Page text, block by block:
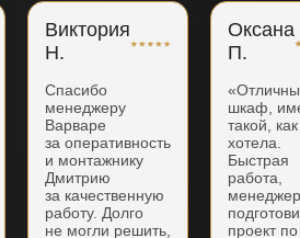
Виктория
Н.
Спасибо
менеджеру
Варваре
за оперативность
и монтажнику
Дмитрию
за качественную
работу. Долго
не могли решить,
Оксана
П.
шкаф,
такой, как
хотела.
Быстрая
работа,
проект по